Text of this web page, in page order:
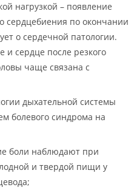
нагрузкой – появление
сердцебиения по окончании
о сердечной патологии.
сердце после резкого
чаще связана с
дыхательной системы
болевого синдрома на
боли наблюдают при
и твердой пищи у